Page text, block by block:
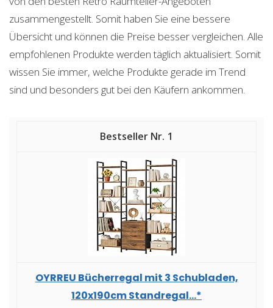
zusammengestellt. Somit haben Sie eine bessere
Übersicht und können die Preise besser vergleichen. Alle
empfohlenen Produkte werden täglich aktualisiert. Somit
wissen Sie immer, welche Produkte gerade im Trend
sind und besonders gut bei den Käufern ankommen.
1
OYRREU Bücherregal mit 3 Schubladen,
120x190cm Standregal...*